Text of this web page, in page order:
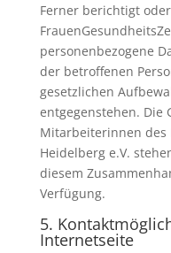
Ferner berichtigt
personenbezogene
der betroffenen
gesetzlichen
entgegenstehen. Die
Mitarbeiterinnen des
Heidelberg e.V.
diesem
Verfügung.
5.
Internetseite